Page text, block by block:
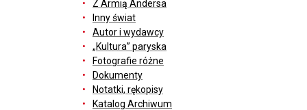
Z Armią Andersa
Inny świat
Autor i wydawcy
„Kultura” paryska
Fotografie różne
Dokumenty
Notatki, rękopisy
Katalog Archiwum